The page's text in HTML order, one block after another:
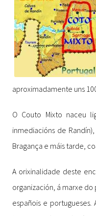
aproximadamente uns
O Couto Mixto naceu
inmediacións de
Bragança e máis tarde,
A orixinalidade deste
organización, á marxe
españois e portugueses.